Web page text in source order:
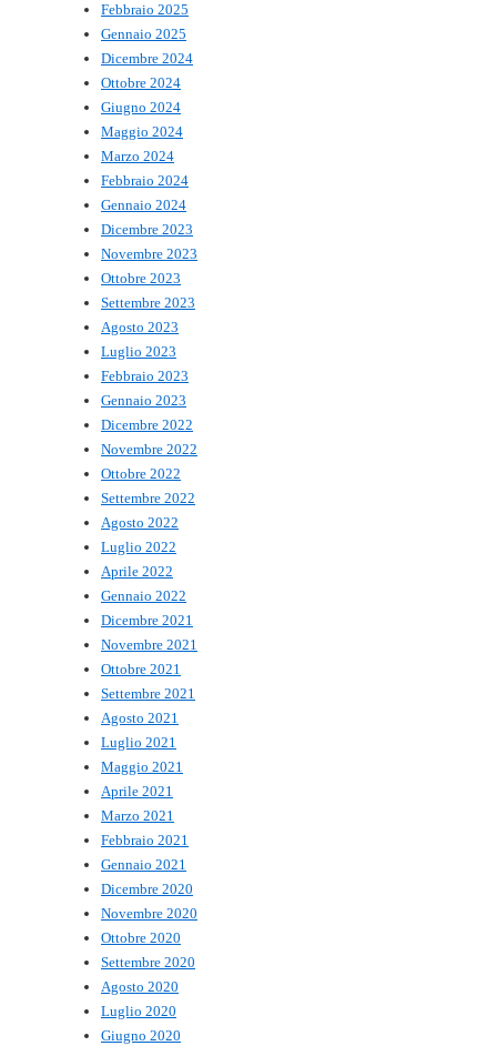
Febbraio 2025
Gennaio 2025
Dicembre 2024
Ottobre 2024
Giugno 2024
Maggio 2024
Marzo 2024
Febbraio 2024
Gennaio 2024
Dicembre 2023
Novembre 2023
Ottobre 2023
Settembre 2023
Agosto 2023
Luglio 2023
Febbraio 2023
Gennaio 2023
Dicembre 2022
Novembre 2022
Ottobre 2022
Settembre 2022
Agosto 2022
Luglio 2022
Aprile 2022
Gennaio 2022
Dicembre 2021
Novembre 2021
Ottobre 2021
Settembre 2021
Agosto 2021
Luglio 2021
Maggio 2021
Aprile 2021
Marzo 2021
Febbraio 2021
Gennaio 2021
Dicembre 2020
Novembre 2020
Ottobre 2020
Settembre 2020
Agosto 2020
Luglio 2020
Giugno 2020